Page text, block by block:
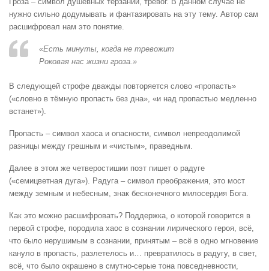
нужно сильно додумывать и фантазировать на эту тему. Автор сам
расшифровал нам это понятие.
«Есть минуты, когда не тревожит
Роковая нас жизни гроза.»
В следующей строфе дважды повторяется слово «пропасть»
(«словно в тёмную пропасть без дна», «и над пропастью медленно
встанет»).
Пропасть – символ хаоса и опасности, символ непреодолимой
разницы между грешным и «чистым», праведным.
Далее в этом же четверостишии поэт пишет о радуге
(«семицветная дуга»). Радуга – символ преображения, это мост
между земным и небесным, знак бесконечного милосердия Бога.
Как это можно расшифровать? Поддержка, о которой говорится в
первой строфе, породила хаос в сознании лирического героя, всё,
что было нерушимым в сознании, принятым – всё в одно мгновение
кануло в пропасть, разлетелось и… превратилось в радугу, в свет,
всё, что было окрашено в смутно-серые тона повседневности,